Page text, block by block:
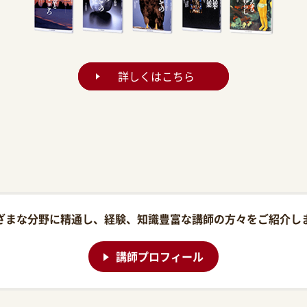
詳しくはこちら
まな分野に精通し、経験、知識豊富な講師の方々をご紹介し
講師プロフィール